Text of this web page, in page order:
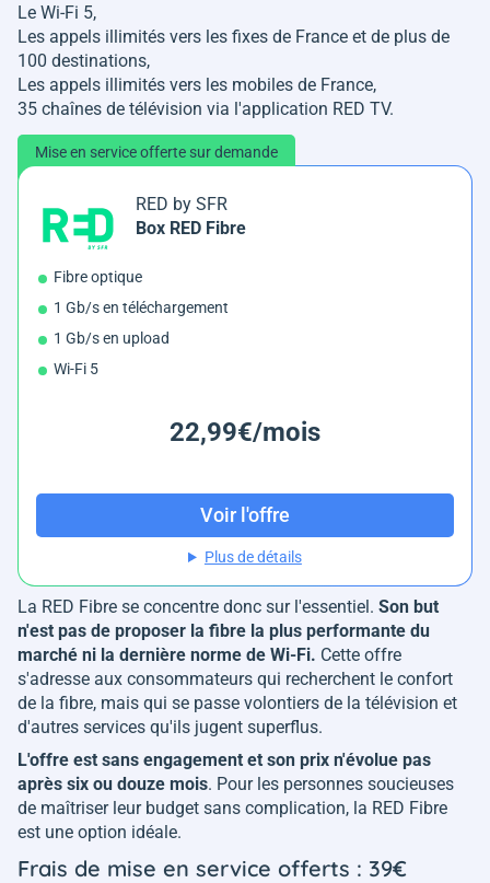
Le Wi-Fi 5,
Les appels illimités vers les fixes de France et de plus de
100 destinations,
Les appels illimités vers les mobiles de France,
35 chaînes de télévision via l'application RED TV.
Mise en service offerte sur demande
RED by SFR
Box RED Fibre
Fibre optique
1 Gb/s en téléchargement
1 Gb/s en upload
Wi-Fi 5
22,99€/mois
Voir l'offre
Plus de détails
La RED Fibre se concentre donc sur l'essentiel. Son but
n'est pas de proposer la fibre la plus performante du
marché ni la dernière norme de Wi-Fi. Cette offre
s'adresse aux consommateurs qui recherchent le confort
de la fibre, mais qui se passe volontiers de la télévision et
d'autres services qu'ils jugent superflus.
L'offre est sans engagement et son prix n'évolue pas
après six ou douze mois. Pour les personnes soucieuses
de maîtriser leur budget sans complication, la RED Fibre
est une option idéale.
Frais de mise en service offerts : 39€